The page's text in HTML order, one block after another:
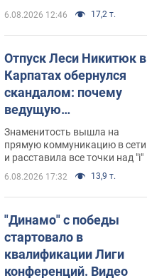
6.08.2026 12:46 17,2 т.
Отпуск Леси Никитюк в
Карпатах обернулся
скандалом: почему
ведущую
несправедливо
захейтили
Знаменитость вышла на
прямую коммуникацию в сети
и расставила все точки над "i"
6.08.2026 17:32 13,9 т.
"Динамо" с победы
стартовало в
квалификации Лиги
конференций. Видео